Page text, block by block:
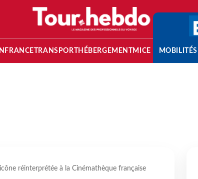
FRANCETRANSPORT HÉBERGEMENTMICE MOBILITÉS
réinterprétée à la Cinémathèque française